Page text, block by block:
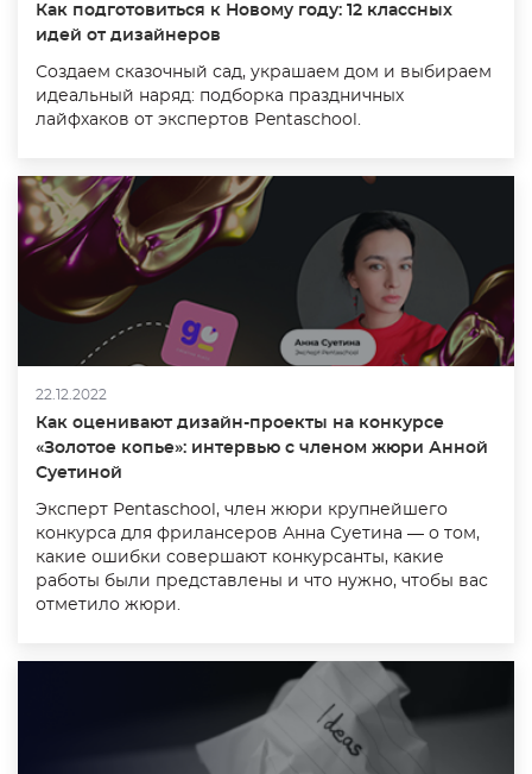
Как подготовиться к Новому году: 12 классных
идей от дизайнеров
Создаем сказочный сад, украшаем дом и выбираем
идеальный наряд: подборка праздничных
лайфхаков от экспертов Pentaschool.
22.12.2022
Как оценивают дизайн-проекты на конкурсе
«Золотое копье»: интервью с членом жюри Анной
Суетиной
Эксперт Pentaschool, член жюри крупнейшего
конкурса для фрилансеров Анна Суетина — о том,
какие ошибки совершают конкурсанты, какие
работы были представлены и что нужно, чтобы вас
отметило жюри.